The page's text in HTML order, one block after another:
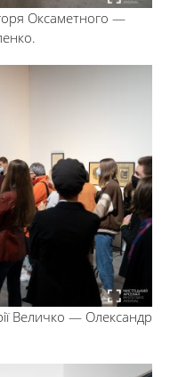
Оксаметного —
Величко — Олександр